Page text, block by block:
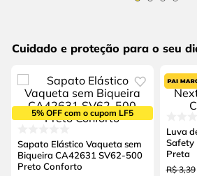
Cuidado e proteção para o seu
5% OFF com o cupom LF5
Sapato Elástico Vaqueta sem
Biqueira CA42631 SV62-500
Preto Conforto
Luva
Safety
Preta
R$ 3,39